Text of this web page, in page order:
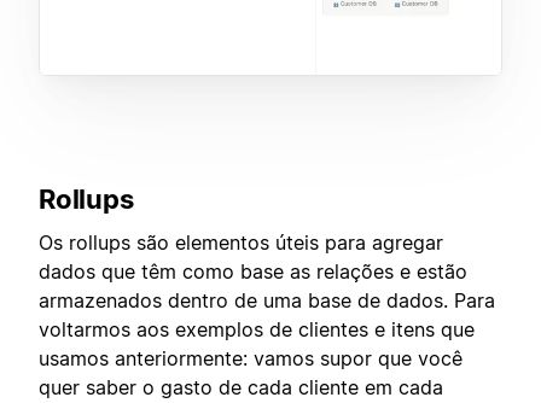
Rollups
Os rollups são elementos úteis para agregar
dados que têm como base as relações e estão
armazenados dentro de uma base de dados. Para
voltarmos aos exemplos de clientes e itens que
usamos anteriormente: vamos supor que você
quer saber o gasto de cada cliente em cada